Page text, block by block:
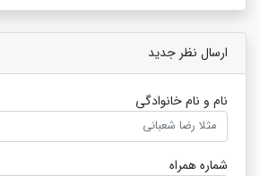
ارسال نظر جدید
نام و نام خانوادگی
شماره همراه